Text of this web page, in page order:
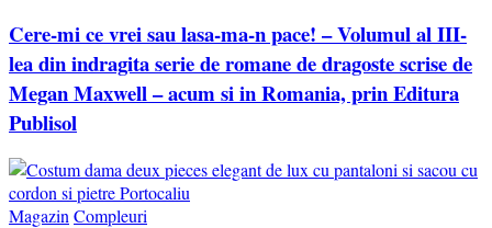
Cere-mi ce vrei sau lasa-ma-n pace! – Volumul al III-
lea din indragita serie de romane de dragoste scrise de
Megan Maxwell – acum si in Romania, prin Editura
Publisol
Magazin Compleuri